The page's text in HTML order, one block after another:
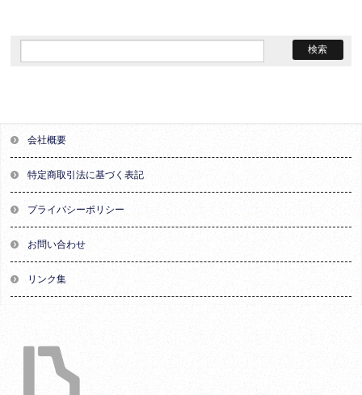
会社概要
特定商取引法に基づく表記
プライバシーポリシー
お問い合わせ
リンク集